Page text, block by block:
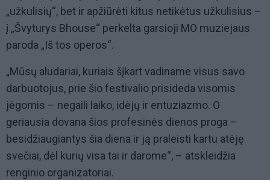
„užkulisių“, bet ir apžiūrėti kitus netikėtus užkulisius –
į „Švyturys Bhouse“ perkelta garsioji MO muziejaus
paroda „Iš tos operos“.
„Mūsų aludariai, kuriais šįkart vadiname visus savo
darbuotojus, prie šio festivalio prisideda visomis
jėgomis – negaili laiko, idėjų ir entuziazmo. O
geriausia dovana šios profesinės dienos proga –
besidžiaugiantys šia diena ir ją praleisti kartu atėję
svečiai, dėl kurių visa tai ir darome“, – atskleidžia
renginio organizatoriai.